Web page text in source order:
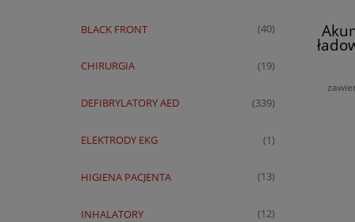
BLACK FRONT (40)
CHIRURGIA (19)
DEFIBRYLATORY AED (339)
ELEKTRODY EKG (1)
HIGIENA PACJENTA (13)
INHALATORY (12)